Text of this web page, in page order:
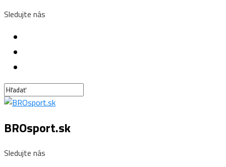
Sledujte nás
BROsport.sk
Sledujte nás